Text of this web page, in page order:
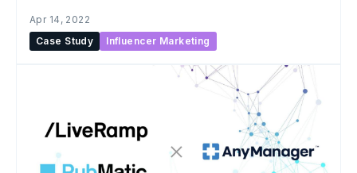
Apr 14, 2022
Case Study
Influencer Marketing